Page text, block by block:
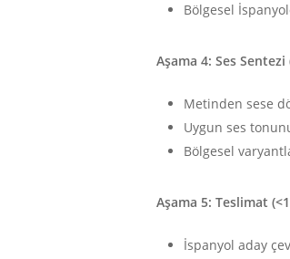
Bölgesel
Aşama 4: Ses Sentezi
Metinden sese
Uygun ses
Bölgesel
Aşama 5: Teslimat
İspanyol aday